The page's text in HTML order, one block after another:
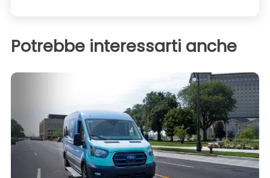
Potrebbe interessarti anche